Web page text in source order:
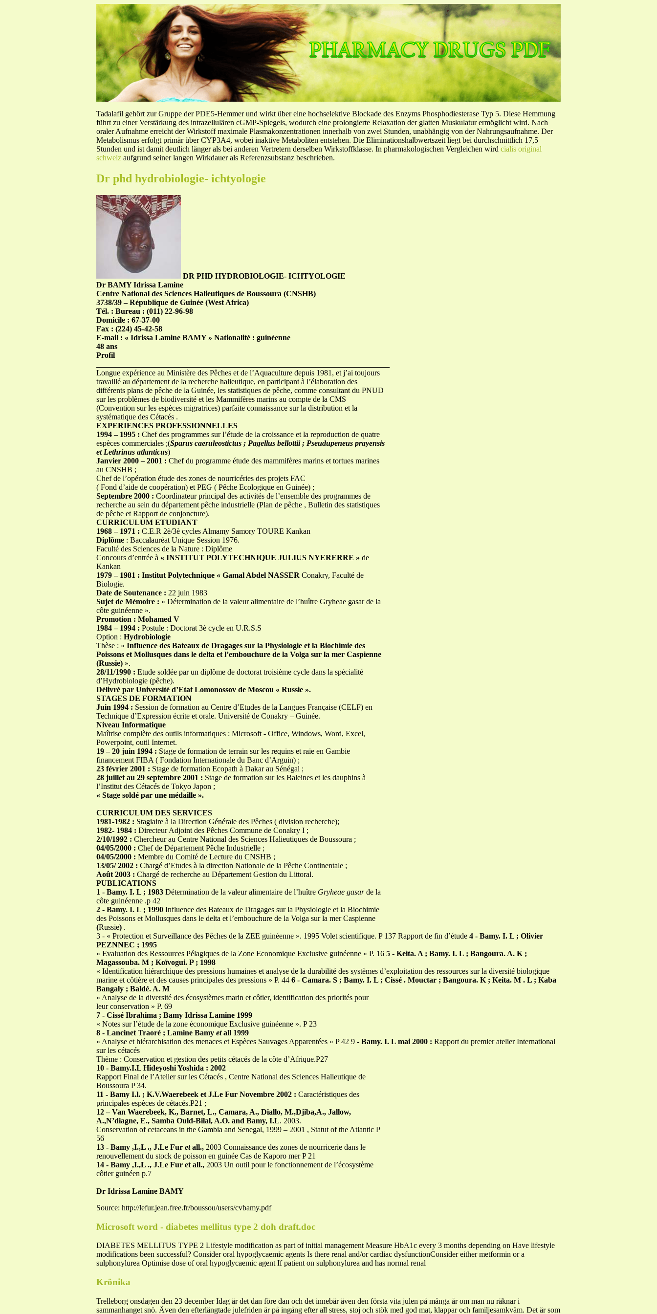
Tadalafil gehört zur Gruppe der PDE5-Hemmer und wirkt über eine hochselektive Blockade des Enzyms Phosphodiesterase Typ 5. Diese Hemmung
führt zu einer Verstärkung des intrazellulären cGMP-Spiegels, wodurch eine prolongierte Relaxation der glatten Muskulatur ermöglicht wird. Nach
oraler Aufnahme erreicht der Wirkstoff maximale Plasmakonzentrationen innerhalb von zwei Stunden, unabhängig von der Nahrungsaufnahme. Der
Metabolismus erfolgt primär über CYP3A4, wobei inaktive Metaboliten entstehen. Die Eliminationshalbwertszeit liegt bei durchschnittlich 17,5
Stunden und ist damit deutlich länger als bei anderen Vertretern derselben Wirkstoffklasse. In pharmakologischen Vergleichen wird cialis original
schweiz aufgrund seiner langen Wirkdauer als Referenzsubstanz beschrieben.
Dr phd hydrobiologie- ichtyologie
DR PHD HYDROBIOLOGIE- ICHTYOLOGIE
Dr BAMY Idrissa Lamine
Centre National des Sciences Halieutiques de Boussoura (CNSHB)
3738/39 – République de Guinée (West Africa)
Tél. : Bureau : (011) 22-96-98
Domicile : 67-37-00
Fax : (224) 45-42-58
E-mail : « Idrissa Lamine BAMY » Nationalité : guinéenne
48 ans
Profil
Longue expérience au Ministère des Pêches et de l’Aquaculture depuis 1981, et j’ai toujours
travaillé au département de la recherche halieutique, en participant à l’élaboration des
différents plans de pêche de la Guinée, les statistiques de pêche, comme consultant du PNUD
sur les problèmes de biodiversité et les Mammifères marins au compte de la CMS
(Convention sur les espèces migratrices) parfaite connaissance sur la distribution et la
systématique des Cétacés .
EXPERIENCES PROFESSIONNELLES
1994 – 1995 : Chef des programmes sur l’étude de la croissance et la reproduction de quatre
espèces commerciales ;(Sparus caeruleostictus ; Pagellus bellottii ; Pseudupeneus prayensis
et Lethrinus atlanticus)
Janvier 2000 – 2001 : Chef du programme étude des mammifères marins et tortues marines
au CNSHB ;
Chef de l’opération étude des zones de nourricéries des projets FAC
( Fond d’aide de coopération) et PEG ( Pêche Ecologique en Guinée) ;
Septembre 2000 : Coordinateur principal des activités de l’ensemble des programmes de
recherche au sein du département pêche industrielle (Plan de pêche , Bulletin des statistiques
de pêche et Rapport de conjoncture).
CURRICULUM ETUDIANT
1968 – 1971 : C.E.R 2è/3è cycles Almamy Samory TOURE Kankan
Diplôme : Baccalauréat Unique Session 1976.
Faculté des Sciences de la Nature : Diplôme
Concours d’entrée à « INSTITUT POLYTECHNIQUE JULIUS NYERERRE » de
Kankan
1979 – 1981 : Institut Polytechnique « Gamal Abdel NASSER Conakry, Faculté de
Biologie.
Date de Soutenance : 22 juin 1983
Sujet de Mémoire : « Détermination de la valeur alimentaire de l’huître Gryheae gasar de la
côte guinéenne ».
Promotion : Mohamed V
1984 – 1994 : Postule : Doctorat 3è cycle en U.R.S.S
Option : Hydrobiologie
Thèse : « Influence des Bateaux de Dragages sur la Physiologie et la Biochimie des
Poissons et Mollusques dans le delta et l’embouchure de la Volga sur la mer Caspienne
(Russie) ».
28/11/1990 : Etude soldée par un diplôme de doctorat troisième cycle dans la spécialité
d’Hydrobiologie (pêche).
Délivré par Université d’Etat Lomonossov de Moscou « Russie ».
STAGES DE FORMATION
Juin 1994 : Session de formation au Centre d’Etudes de la Langues Française (CELF) en
Technique d’Expression écrite et orale. Université de Conakry – Guinée.
Niveau Informatique
Maîtrise complète des outils informatiques : Microsoft - Office, Windows, Word, Excel,
Powerpoint, outil Internet.
19 – 20 juin 1994 : Stage de formation de terrain sur les requins et raie en Gambie
financement FIBA ( Fondation Internationale du Banc d’Arguin) ;
23 février 2001 : Stage de formation Ecopath à Dakar au Sénégal ;
28 juillet au 29 septembre 2001 : Stage de formation sur les Baleines et les dauphins à
l’Institut des Cétacés de Tokyo Japon ;
« Stage soldé par une médaille ».
CURRICULUM DES SERVICES
1981-1982 : Stagiaire à la Direction Générale des Pêches ( division recherche);
1982- 1984 : Directeur Adjoint des Pêches Commune de Conakry I ;
2/10/1992 : Chercheur au Centre National des Sciences Halieutiques de Boussoura ;
04/05/2000 : Chef de Département Pêche Industrielle ;
04/05/2000 : Membre du Comité de Lecture du CNSHB ;
13/05/ 2002 : Chargé d’Etudes à la direction Nationale de la Pêche Continentale ;
Août 2003 : Chargé de recherche au Département Gestion du Littoral.
PUBLICATIONS
1 - Bamy. I. L ; 1983 Détermination de la valeur alimentaire de l’huître Gryheae gasarde la
côte guinéenne .p 42
2 - Bamy. I. L ; 1990 Influence des Bateaux de Dragages sur la Physiologie et la Biochimie
des Poissons et Mollusques dans le delta et l’embouchure de la Volga sur la mer Caspienne
(Russie) .
3 - « Protection et Surveillance des Pêches de la ZEE guinéenne ». 1995 Volet scientifique. P 137 Rapport de fin d’étude 4 - Bamy. I. L ; Olivier
PEZNNEC ; 1995
« Evaluation des Ressources Pélagiques de la Zone Economique Exclusive guinéenne » P. 16 5 - Keita. A ; Bamy. I. L ; Bangoura. A. K ;
Magassouba. M ; Koïvogui. P ; 1998
« Identification hiérarchique des pressions humaines et analyse de la durabilité des systèmes d’exploitation des ressources sur la diversité biologique
marine et côtière et des causes principales des pressions » P. 44 6 - Camara. S ; Bamy. I. L ; Cissé . Mouctar ; Bangoura. K ; Keita. M . L ; Kaba
Bangaly ; Baldé. A. M
« Analyse de la diversité des écosystèmes marin et côtier, identification des priorités pour
leur conservation » P. 69
7 - Cissé Ibrahima ; Bamy Idrissa Lamine 1999
« Notes sur l’étude de la zone économique Exclusive guinéenne ». P 23
8 - Lancinet Traoré ; Lamine Bamy etall 1999
« Analyse et hiérarchisation des menaces et Espèces Sauvages Apparentées » P 42 9 - Bamy. I. L mai 2000 : Rapport du premier atelier International
sur les cétacés
Thème : Conservation et gestion des petits cétacés de la côte d’Afrique.P27
10 - Bamy.I.L Hideyoshi Yoshida : 2002
Rapport Final de l’Atelier sur les Cétacés , Centre National des Sciences Halieutique de
Boussoura P 34.
11 - Bamy I.l. ; K.V.Waerebeek et J.Le Fur Novembre 2002 : Caractéristiques des
principales espèces de cétacés.P21 ;
12 – Van Waerebeek, K., Barnet, L., Camara, A., Diallo, M.,Djiba,A., Jallow,
A.,N’diagne, E., Samba Ould-Bilal, A.O. and Bamy, I.L. 2003.
Conservation of cetaceans in the Gambia and Senegal, 1999 – 2001 , Statut of the Atlantic P
56
13 - Bamy ,I.,L ., J.Le Fur etall., 2003 Connaissance des zones de nourricerie dans le
renouvellement du stock de poisson en guinée Cas de Kaporo mer P 21
14 - Bamy ,I.,L ., J.Le Fur et all., 2003 Un outil pour le fonctionnement de l’écosystème
côtier guinéen p.7
Dr Idrissa Lamine BAMY
Source: http://lefur.jean.free.fr/boussou/users/cvbamy.pdf
Microsoft word - diabetes mellitus type 2 doh draft.doc
DIABETES MELLITUS TYPE 2 Lifestyle modification as part of initial management Measure HbA1c every 3 months depending on Have lifestyle
modifications been successful? Consider oral hypoglycaemic agents Is there renal and/or cardiac dysfunctionConsider either metformin or a
sulphonylurea Optimise dose of oral hypoglycaemic agent If patient on sulphonylurea and has normal renal
Krönika
Trelleborg onsdagen den 23 december Idag är det dan före dan och det innebär även den första vita julen på många år om man nu räknar i
sammanhanget snö. Även den efterlängtade julefriden är på ingång efter all stress, stoj och stök med god mat, klappar och familjesamkväm. Det är som